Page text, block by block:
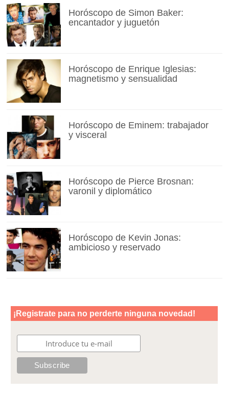
Horóscopo de Simon Baker:
encantador y juguetón
Horóscopo de Enrique Iglesias:
magnetismo y sensualidad
Horóscopo de Eminem: trabajador
y visceral
Horóscopo de Pierce Brosnan:
varonil y diplomático
Horóscopo de Kevin Jonas:
ambicioso y reservado